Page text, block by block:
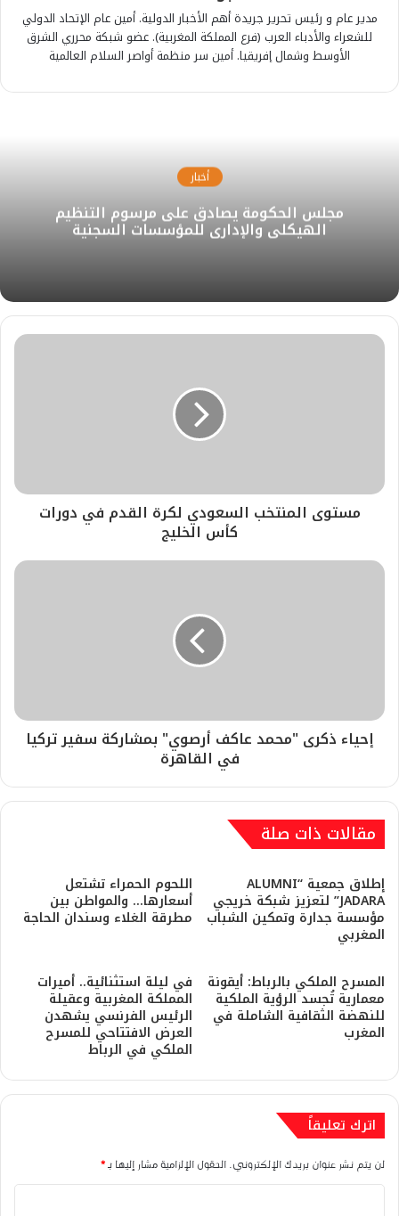
مدير عام و رئيس تحرير جريدة أهم الأخبار الدولية. أمين عام الإتحاد الدولي
للشعراء والأدباء العرب (فرع المملكة المغربية). عضو شبكة محرري الشرق
الأوسط وشمال إفريقيا. أمين سر منظمة أواصر السلام العالمية
أخبار
مجلس الحكومة يصادق على مرسوم التنظيم
الهيكلي والإداري للمؤسسات السجنية
مستوى المنتخب السعودي لكرة القدم في دورات
كأس الخليج
إحياء ذكرى "محمد عاكف أرصوي" بمشاركة سفير تركيا
في القاهرة
مقالات ذات صلة
إطلاق جمعية “ALUMNI
JADARA” لتعزيز شبكة خريجي
مؤسسة جدارة وتمكين الشباب
المغربي
اللحوم الحمراء تشتعل
أسعارها… والمواطن بين
مطرقة الغلاء وسندان الحاجة
المسرح الملكي بالرباط: أيقونة
معمارية تُجسد الرؤية الملكية
للنهضة الثقافية الشاملة في
المغرب
في ليلة استثنائية.. أميرات
المملكة المغربية وعقيلة
الرئيس الفرنسي يشهدن
العرض الافتتاحي للمسرح
الملكي في الرباط
اترك تعليقاً
لن يتم نشر عنوان بريدك الإلكتروني. الحقول الإلزامية مشار إليها بـ*